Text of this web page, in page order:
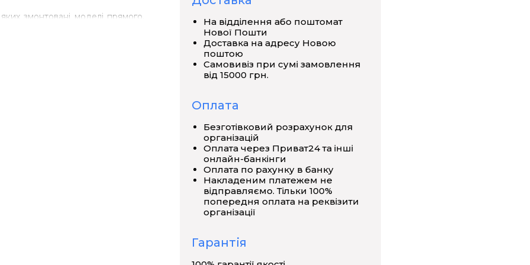
змонтовані моделі прямого,
На відділення або поштомат
Нової Пошти
Доставка на адресу Новою
поштою
Самовивіз при сумі замовлення
від 15000 грн.
Оплата
Безготівковий розрахунок для
організацій
Оплата через Приват24 та інші
онлайн-банкінги
Оплата по рахунку в банку
Накладеним платежем не
відправляємо. Тільки 100%
попередня оплата на реквізити
організації
Гарантія